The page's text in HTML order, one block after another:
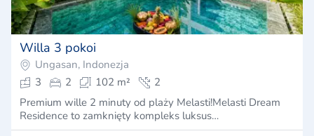
Willa 3 pokoi
Ungasan, Indonezja
3
2 102 m²
2
Premium wille 2 minuty od plaży Melasti!Melasti Dream
Residence to zamknięty kompleks luksus…